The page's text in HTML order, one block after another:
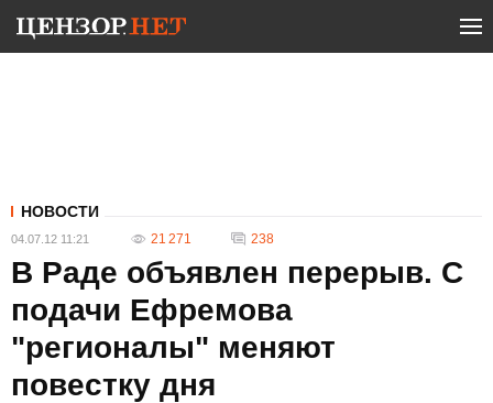
НОВОСТИ
04.07.12 11:21 21 271 238
В Раде объявлен перерыв. С
подачи Ефремова
"регионалы" меняют
повестку дня